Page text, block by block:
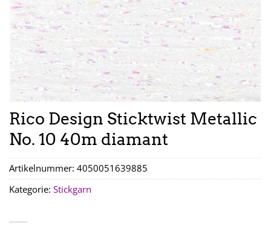
Rico Design Sticktwist Metallic
No. 10 40m diamant
Artikelnummer: 4050051639885
Kategorie: Stickgarn